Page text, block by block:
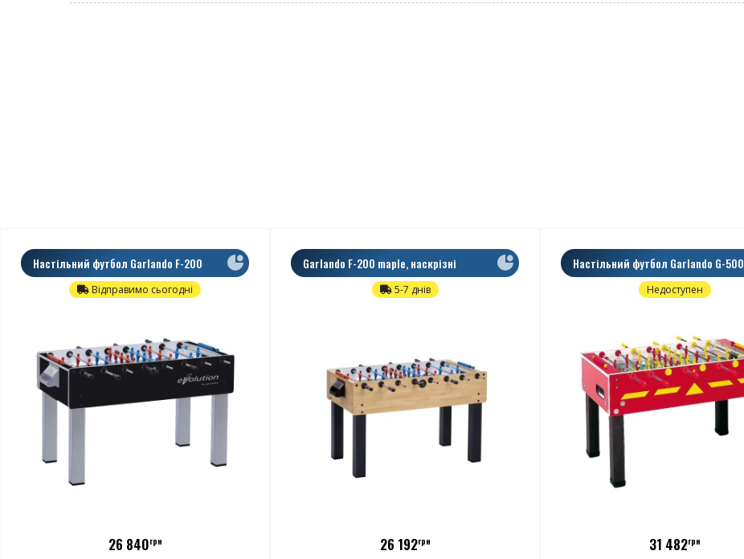
Настільний футбол Garlando F-200
Evolution
Відправимо сьогодні
26 840грн
Garlando F-200 maple, наскрізні
5-7 днів
26 192грн
Настільний футбол Garlando G-500
Weatherproof RedНедоступен
31 482грн